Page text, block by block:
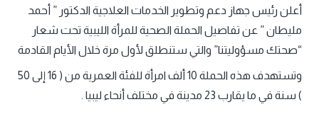
أعلن رئيس جهاز دعم وتطوير الخدمات العلاجية الدكتور ” أحمد
مليطان ” عن تفاصيل الحملة الصحية للمرأة الليبية تحت شعار
“صحتك مسؤوليتنا” والتي ستنطلق لأول مرة خلال الأيام القادمة
وتستهدف هذه الحملة 10 ألف امرأة للفئة العمرية من ( 16 إلى 50
) سنة في ما يقارب 23 مدينة في مختلف أنحاء ليبيا .